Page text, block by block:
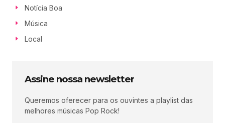
Notícia Boa
Música
Local
Assine nossa newsletter
Queremos oferecer para os ouvintes a playlist das
melhores músicas Pop Rock!